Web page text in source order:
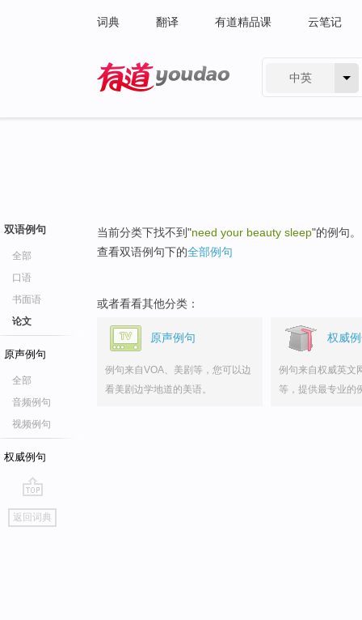
词典 翻译 有道精品课 云笔记
中英
双语例句
全部
口语
书面语
论文
原声例句
全部
音频例句
视频例句
权威例句
go
top
返回词典
当前分类下找不到"need your beauty sleep"的例句。
查看双语例句下的全部例句
或者看看其他分类：
原声例句
例句来自VOA、美剧等，您可以边
看美剧边学地道的美语。
权威
例句来自权威英文
等，提供最专业的